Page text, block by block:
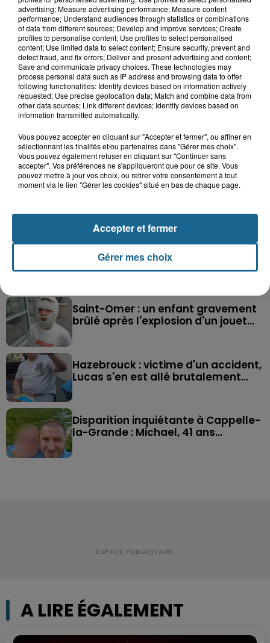
LE TOP DE L'ACTU
Dunkerque : trois femmes mortes au large de
Saint-Omer : un enfant gravement
brûlé après l'explosion d'un jouet...
Hazebrouck : victime d'un accident,
Lucas s'en est allé brutalement...
Disparition inquiétante à Cappelle-
la-Grande : Michael, 41 ans...
A LIRE ÉGALEMENT
advertising; Measure advertising performance; Measure content
performance; Understand audiences through statistics or combinations
of data from different sources; Develop and improve services; Create
profiles to personalise content; Use profiles to select personalised
content; Use limited data to select content; Ensure security, prevent and
detect fraud, and fix errors; Deliver and present advertising and content;
Save and communicate privacy choices. These technologies may
process personal data such as IP address and browsing data to offer
following functionalities: Identify devices based on information actively
requested; Use precise geolocation data; Match and combine data from
other data sources; Link different devices; Identify devices based on
information transmitted automatically.
Vous pouvez accepter en cliquant sur "Accepter et fermer", ou affiner en
sélectionnant les finalités et/ou partenaires dans "Gérer mes choix".
Vous pouvez également refuser en cliquant sur "Continuer sans
accepter". Vos préférences ne s'appliqueront que pour ce site. Vous
pouvez mettre à jour vos choix, ou retirer votre consentement à tout
moment via le lien "Gérer les cookies" situé en bas de chaque page.
Gérer mes choix
Accepter et fermer